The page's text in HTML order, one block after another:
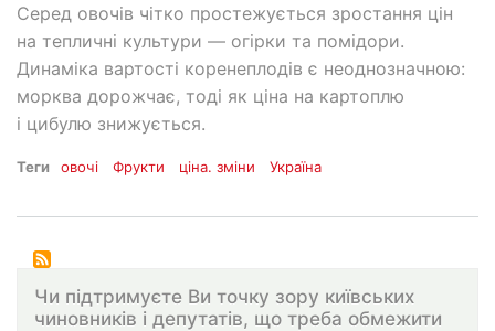
Серед овочів чітко простежується зростання цін
на тепличні культури — огірки та помідори.
Динаміка вартості коренеплодів є неоднозначною:
морква дорожчає, тоді як ціна на картоплю
і цибулю знижується.
Теги овочі Фрукти ціна. зміни Україна
Чи підтримуєте Ви точку зору київських
чиновників і депутатів, що треба обмежити